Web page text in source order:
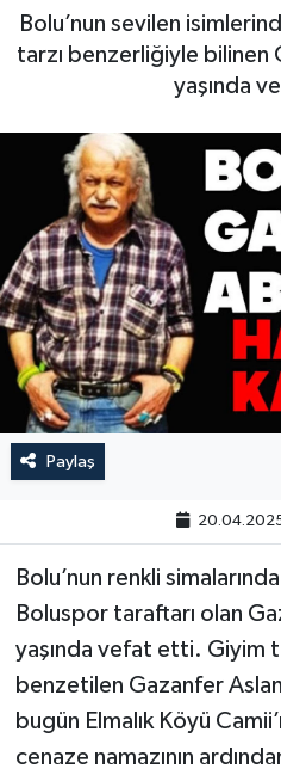
Bolu’nun sevilen
tarzı benzerliğiyle bilinen
yaşında
Paylaş
Bolu’nun renkli
Boluspor taraftarı olan
yaşında vefat etti. Giyim
benzetilen Gazanfer
bugün Elmalık Köyü
cenaze namazının